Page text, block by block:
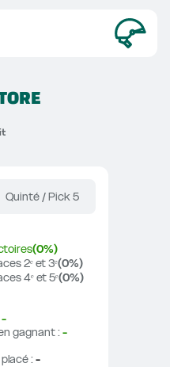
Quinté / Pick 5
(0%)
2ᵉ et 3ᵉ(0%)
4ᵉ et 5ᵉ(0%)
-
gagnant : -
: -